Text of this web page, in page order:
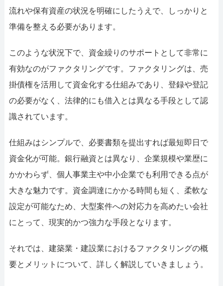
流れや保有資産の状況を明確にしたうえで、しっかりと
準備を整える必要があります。
このような状況下で、資金繰りのサポートとして非常に
有効なのがファクタリングです。ファクタリングは、売
掛債権を活用して資金化する仕組みであり、登録や登記
の必要がなく、法律的にも借入とは異なる手段として認
識されています。
仕組みはシンプルで、必要書類を提出すれば最短即日で
資金化が可能。銀行融資とは異なり、企業規模や業歴に
かかわらず、個人事業主や中小企業でも利用できる点が
大きな魅力です。資金調達にかかる時間も短く、柔軟な
設定が可能なため、大型案件への対応力を高めたい会社
にとって、現実的かつ強力な手段となります。
それでは、建築業・建設業におけるファクタリングの概
要とメリットについて、詳しく解説していきましょう。